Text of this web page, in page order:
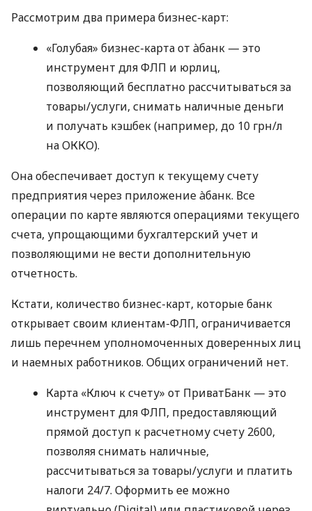
Рассмотрим два примера бизнес-карт:
«Голубая» бизнес-карта от àбанк — это
инструмент для ФЛП и юрлиц,
позволяющий бесплатно рассчитываться за
товары/услуги, снимать наличные деньги
и получать кэшбек (например, до 10 грн/л
на ОККО).
Она обеспечивает доступ к текущему счету
предприятия через приложение àбанк. Все
операции по карте являются операциями текущего
счета, упрощающими бухгалтерский учет и
позволяющими не вести дополнительную
отчетность.
Кстати, количество бизнес-карт, которые банк
открывает своим клиентам-ФЛП, ограничивается
лишь перечнем уполномоченных доверенных лиц
и наемных работников. Общих ограничений нет.
Карта «Ключ к счету» от ПриватБанк — это
инструмент для ФЛП, предоставляющий
прямой доступ к расчетному счету 2600,
позволяя снимать наличные,
рассчитываться за товары/услуги и платить
налоги 24/7. Оформить ее можно